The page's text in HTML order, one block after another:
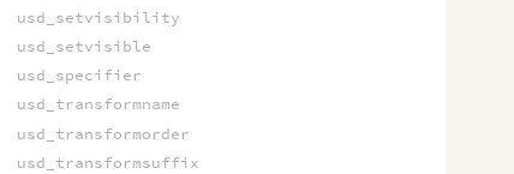
usd_setvisibility
usd_setvisible
usd_specifier
usd_transformname
usd_transformorder
usd_transformsuffix